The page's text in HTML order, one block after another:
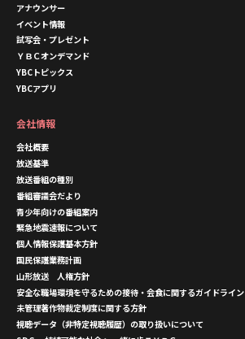
アナウンサー
イベント情報
試写会・プレゼント
ＹＢＣオンデマンド
YBCトピックス
YBCアプリ
会社情報
会社概要
放送基準
放送番組の種別
番組審議会だより
青少年向けの番組案内
緊急地震速報について
個人情報保護基本方針
国民保護業務計画
山形放送 人権方針
安全な職場環境を守るための接待・会食に関するガイドライン
未管理著作物裁定制度に関する方針
視聴データ（非特定視聴履歴）の取り扱いについて